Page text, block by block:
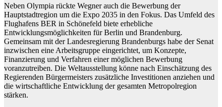
Neben Olympia rückte Wegner auch die Bewerbung der
Hauptstadtregion um die Expo 2035 in den Fokus. Das Umfeld des
Flughafens BER in Schönefeld biete erhebliche
Entwicklungsmöglichkeiten für Berlin und Brandenburg.
Gemeinsam mit der Landesregierung Brandenburgs habe der Senat
inzwischen eine Arbeitsgruppe eingerichtet, um Konzepte,
Finanzierung und Verfahren einer möglichen Bewerbung
voranzutreiben. Die Weltausstellung könne nach Einschätzung des
Regierenden Bürgermeisters zusätzliche Investitionen anziehen und
die wirtschaftliche Entwicklung der gesamten Metropolregion
stärken.